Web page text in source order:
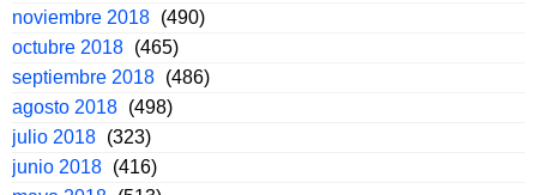
noviembre 2018 (490)
octubre 2018 (465)
septiembre 2018 (486)
agosto 2018 (498)
julio 2018 (323)
junio 2018 (416)